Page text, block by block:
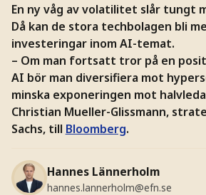
En ny våg av volatilitet slår tungt
Då kan de stora techbolagen bli
investeringar inom AI-temat.
– Om man fortsatt tror på en
AI bör man diversifiera mot
minska exponeringen mot
Christian Mueller-Glissmann,
Sachs, till Bloomberg.
Hannes Lännerholm
hannes.lannerholm@efn.se